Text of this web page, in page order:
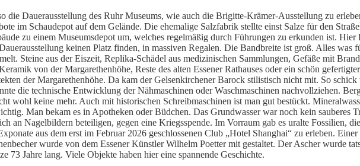
die Dauerausstellung des Ruhr Museums, wie auch die Brigitte-Krämer-Ausstellung zu
im Schaudepot auf dem Gelände. Die ehemalige Salzfabrik stellte einst Salze für den
zu einem Museumsdepot um, welches regelmäßig durch Führungen zu erkunden ist. Hier
keinen Platz finden, in massiven Regalen. Die Bandbreite ist groß. Alles was
Steine aus der Eiszeit, Replika-Schädel aus medizinischen Sammlungen, Gefäße mit
von der Margarethenhöhe, Reste des alten Essener Rathauses oder ein schön
der Margarethenhöhe. Da kam der Gelsenkirchener Barock stilistisch nicht mit. So schick
die technische Entwicklung der Nähmaschinen oder Waschmaschinen nachvollziehen.
wohl keine mehr. Auch mit historischen Schreibmaschinen ist man gut bestückt.
Man bekam es in Apotheken oder Büdchen. Das Grundwasser war noch kein sauberes
an Nagelbildern beteiligen, gegen eine Kriegsspende. Im Vorraum gab es uralte Fossilien,
aus dem erst im Februar 2026 geschlossenen Club „Hotel Shanghai“ zu erleben. Einer
wurde von dem Essener Künstler Wilhelm Poetter mit gestaltet. Der Ascher wurde
73 Jahre lang. Viele Objekte haben hier eine spannende Geschichte.